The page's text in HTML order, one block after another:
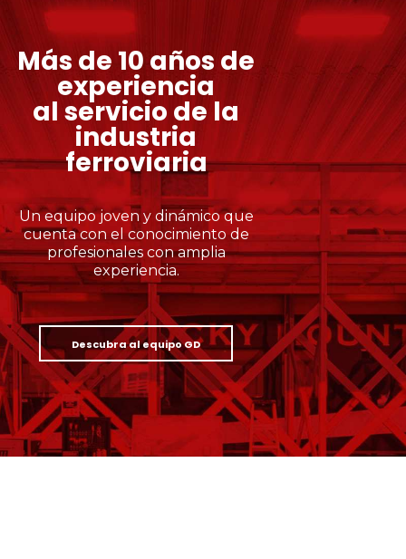
Más de 10 años de
experiencia
al servicio de la
industria
ferroviaria
Un equipo joven y dinámico que
cuenta con el conocimiento de
profesionales con amplia
experiencia.
Descubra al equipo GD